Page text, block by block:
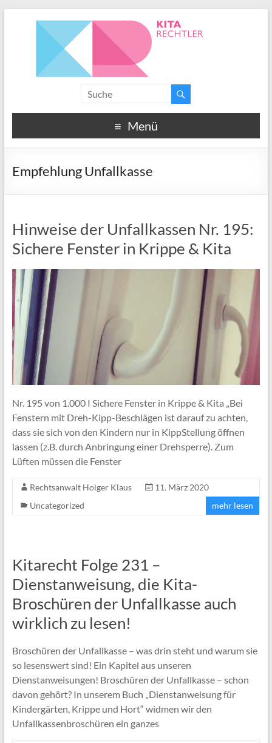
Menü
Empfehlung Unfallkasse
Hinweise der Unfallkassen Nr. 195:
Sichere Fenster in Krippe & Kita
Nr. 195 von 1.000 I Sichere Fenster in Krippe & Kita „Bei
Fenstern mit Dreh-Kipp-Beschlägen ist darauf zu achten,
dass sie sich von den Kindern nur in KippStellung öffnen
lassen (z.B. durch Anbringung einer Drehsperre). Zum
Lüften müssen die Fenster
Rechtsanwalt Holger Klaus
11. März 2020
Uncategorized
mehr lesen
Kitarecht Folge 231 –
Dienstanweisung, die Kita-
Broschüren der Unfallkasse auch
wirklich zu lesen!
Broschüren der Unfallkasse – was drin steht und warum sie
so lesenswert sind! Ein Kapitel aus unseren
Dienstanweisungen! Broschüren der Unfallkasse – schon
davon gehört? In unserem Buch „Dienstanweisung für
Kindergärten, Krippe und Hort“ widmen wir den
Unfallkassenbroschüren ein ganzes